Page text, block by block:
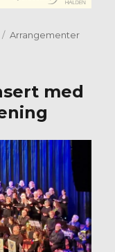
Kategorier
Arrangementer
med